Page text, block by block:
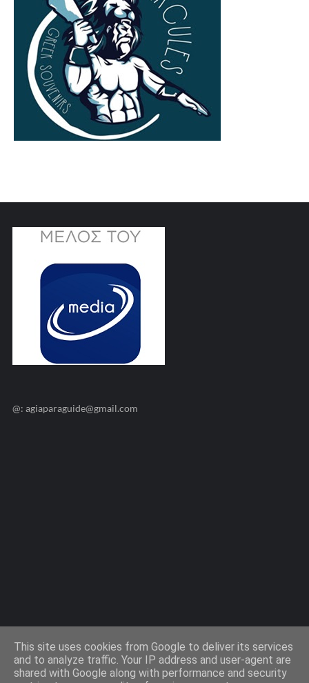
@: agiaparaguide@gmail.com
This site uses cookies from Google to deliver its services
and to analyze traffic. Your IP address and user-agent are
shared with Google along with performance and security